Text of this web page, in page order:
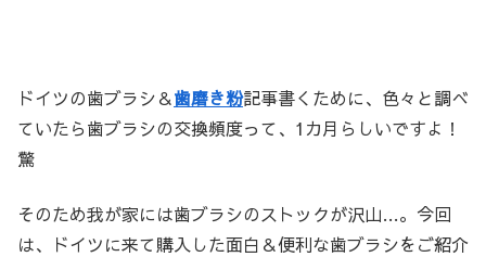
ドイツの歯ブラシ＆歯磨き粉記事書くために、色々と調べ
ていたら歯ブラシの交換頻度って、1カ月らしいですよ！
驚
そのため我が家には歯ブラシのストックが沢山…。今回
は、ドイツに来て購入した面白＆便利な歯ブラシをご紹介